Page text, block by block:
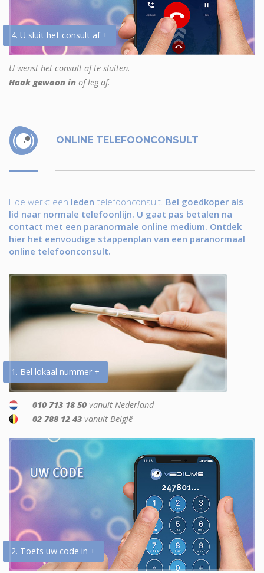
4. U sluit het consult af +
U wenst het consult af te sluiten.
Haak gewoon in of leg af.
ONLINE TELEFOONCONSULT
Hoe werkt een leden-telefoonconsult. Bel goedkoper als
lid naar normale telefoonlijn. U gaat pas betalen na
contact met een paranormale online medium. Ontdek
hier het eenvoudige stappenplan van een paranormaal
online telefoonconsult.
1. Bel lokaal nummer +
010 713 18 50 vanuit Nederland
02 788 12 43 vanuit België
2. Toets uw code in +